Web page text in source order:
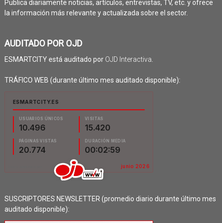
Publica diariamente noticias, artículos, entrevistas, TV, etc. y ofrece
la información más relevante y actualizada sobre el sector.
AUDITADO POR OJD
ESMARTCITY está auditado por OJD Interactiva.
TRÁFICO WEB (durante último mes auditado disponible):
SUSCRIPTORES NEWSLETTER (promedio diario durante último mes
auditado disponible):